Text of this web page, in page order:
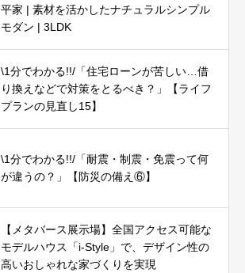
平家 | 素材を活かしたナチュラルシンプル
モダン | 3LDK
\1分でわかる!!/「住宅ローンが苦しい…借
り換えなどで対策をとるべき？」【ライフ
プランの見直し15】
\1分でわかる!!/「耐震・制震・免震って何
が違うの？」【防災の備え⑥】
【メタバース展示場】全国アクセス可能な
モデルハウス「i-Style」で、デザイン性の
高いおしゃれな家づくりを実現